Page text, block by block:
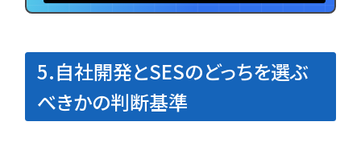
5.自社開発とSESのどっちを選ぶ
べきかの判断基準